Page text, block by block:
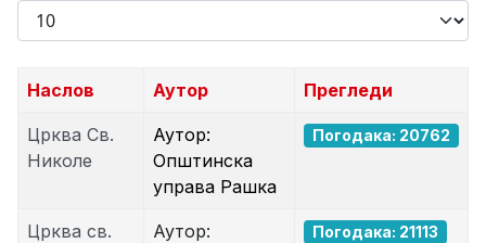
Прикажи
број
Наслов Аутор Прегледи
Црква Св.
Николе
Аутор:
Општинска
управа Рашка
Погодака: 20762
Црква св.
Аутор:
Погодака: 21113